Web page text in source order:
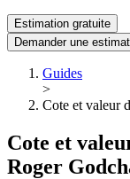
Estimation gratuite
Demander une
Guides
>
Cote et valeur
Cote et
Roger